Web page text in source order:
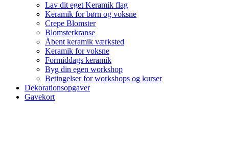
Lav dit eget Keramik flag
Keramik for børn og voksne
Crepe Blomster
Blomsterkranse
Åbent keramik værksted
Keramik for voksne
Formiddags keramik
Byg din egen workshop
Betingelser for workshops og kurser
Dekorationsopgaver
Gavekort